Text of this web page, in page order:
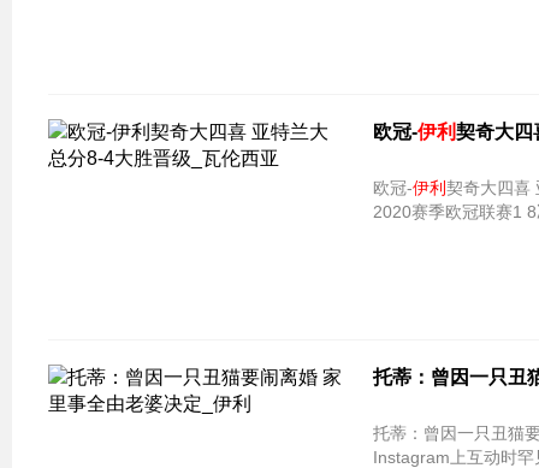
欧冠-伊利契奇大四
欧冠-伊利 契奇大四喜 亚特兰
2020赛季欧冠联赛1
托蒂：曾因一只丑
托蒂：曾因一只丑猫
Instagram上互动时